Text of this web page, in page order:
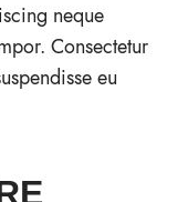
neque
Consectetur
eu